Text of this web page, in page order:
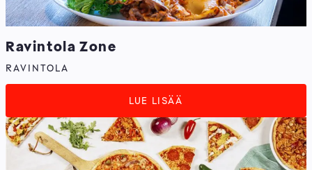
Ravintola Zone
RAVINTOLA
LUE LISÄÄ